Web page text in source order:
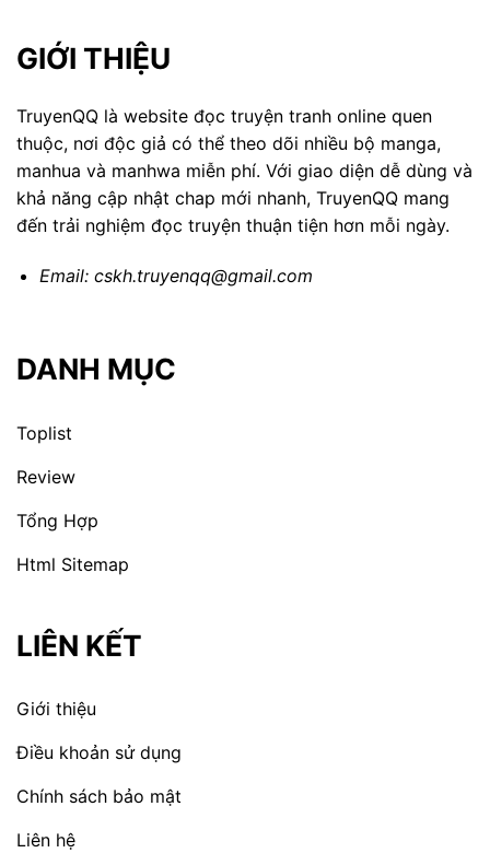
GIỚI THIỆU
TruyenQQ là website đọc truyện tranh online quen
thuộc, nơi độc giả có thể theo dõi nhiều bộ manga,
manhua và manhwa miễn phí. Với giao diện dễ dùng và
khả năng cập nhật chap mới nhanh, TruyenQQ mang
đến trải nghiệm đọc truyện thuận tiện hơn mỗi ngày.
Email: cskh.truyenqq@gmail.com
DANH MỤC
Toplist
Review
Tổng Hợp
Html Sitemap
LIÊN KẾT
Giới thiệu
Điều khoản sử dụng
Chính sách bảo mật
Liên hệ